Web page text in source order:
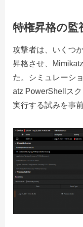
特権昇格の監
攻撃者は、いくつ
昇格させ、
た。シミュレーシ
atz PowerShellス
実行する試みを事